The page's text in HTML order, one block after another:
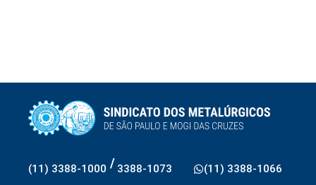
(11) 3388-1000 / 3388-1073 (11) 3388-1066